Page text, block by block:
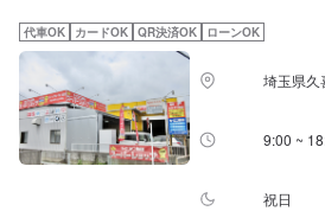
い。※代車の燃料代はお客様にご負担いただい
意、受付方法-----入庫の際はお気をつけてお越
務所前の空いているスペースに駐車してくださ
テモで予約しました」とお伝えください。ご案
業時間】定休日：日曜日、祝日営業時間：
代車OK カードOK QR決済OK ローンOK
埼玉県久
9:00 ~
祝日